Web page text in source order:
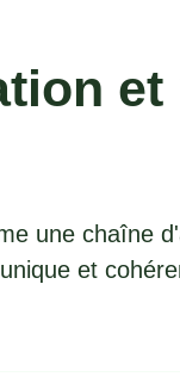
et
une chaîne
et